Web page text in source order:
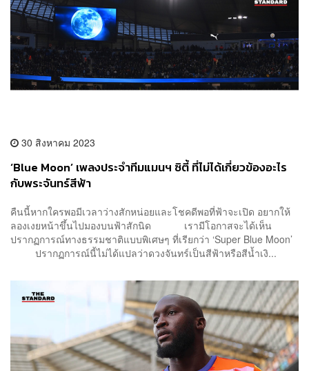
30 สิงหาคม 2023
‘Blue Moon’ เพลงประจำทีมแมนฯ ซิตี้ ที่ไม่ได้เกี่ยวข้องอะไร
กับพระจันทร์สีฟ้า
คืนนี้หากใครพอมีเวลาว่างสักหน่อยและโชคดีพอที่ฟ้าจะเปิด อยากให้
ลองเงยหน้าขึ้นไปมองบนฟ้าสักนิด เรามีโอกาสจะได้เห็น
ปรากฏการณ์ทางธรรมชาติแบบพิเศษๆ ที่เรียกว่า ‘Super Blue Moon’
ปรากฏการณ์นี้ไม่ได้แปลว่าดวงจันทร์เป็นสีฟ้าหรือสีน้ำเงิ...